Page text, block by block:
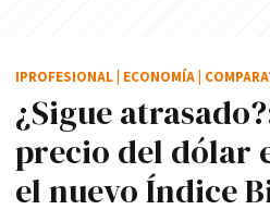
¿Sigue
precio del dólar
el nuevo Índice
IPROFESIONAL ECONOMÍA